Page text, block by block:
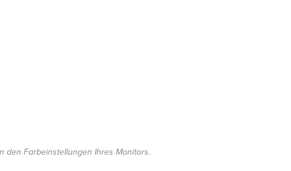
den Farbeinstellungen Ihres Monitors.